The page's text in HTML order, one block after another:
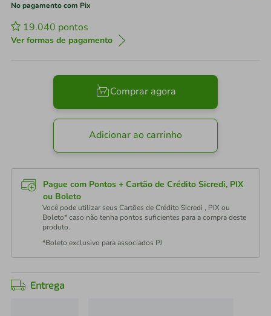
No pagamento com Pix
19.040 pontos
Ver formas de pagamento
Comprar agora
Adicionar ao carrinho
Pague com Pontos + Cartão de Crédito Sicredi, PIX
ou Boleto
Você pode utilizar seus Cartões de Crédito Sicredi , PIX ou
Boleto* caso não tenha pontos suficientes para a compra deste
produto.
*Boleto exclusivo para associados PJ
Entrega